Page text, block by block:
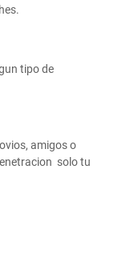
tipo de
amigos o
solo tu